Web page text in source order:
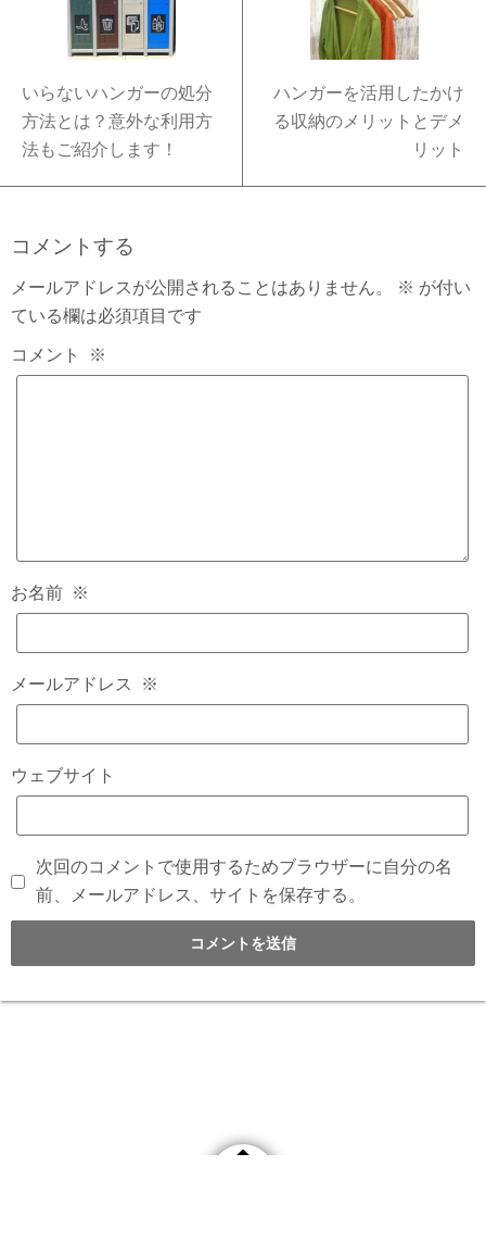
いらないハンガーの処分
方法とは？意外な利用方
法もご紹介します！
ハンガーを活用したかけ
る収納のメリットとデメ
リット
コメントする
メールアドレスが公開されることはありません。 ※ が付い
ている欄は必須項目です
コメント ※
お名前 ※
メールアドレス ※
ウェブサイト
次回のコメントで使用するためブラウザーに自分の名
前、メールアドレス、サイトを保存する。